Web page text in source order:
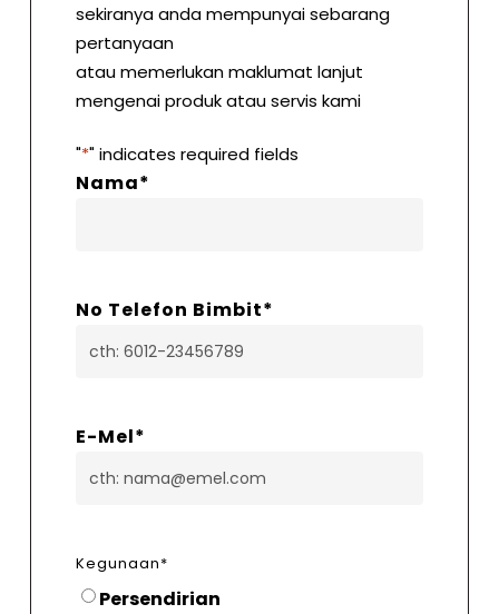
sekiranya anda mempunyai sebarang
pertanyaan
atau memerlukan maklumat lanjut
mengenai produk atau servis kami
"*" indicates required fields
Nama*
No Telefon Bimbit*
E-Mel*
Kegunaan*
Persendirian